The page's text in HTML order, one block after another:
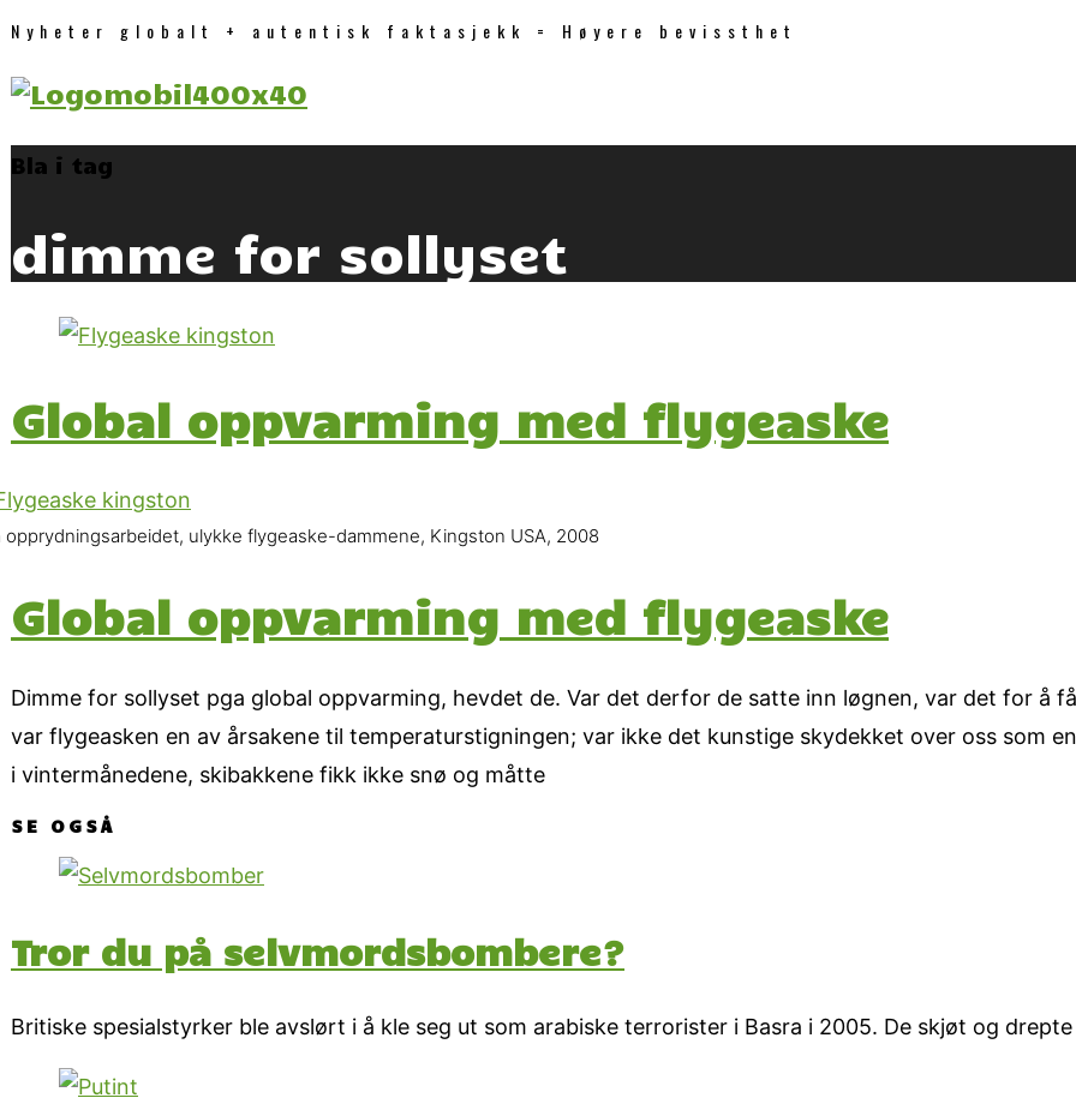
Nyheter globalt + autentisk faktasjekk = Høyere bevissthet
Bla i tag
dimme for sollyset
Global oppvarming med flygeaske
opprydningsarbeidet, ulykke flygeaske-dammene, Kingston USA, 2008
Global oppvarming med flygeaske
Dimme for sollyset pga global oppvarming, hevdet de. Var det derfor de satte inn løgnen, var det for å
var flygeasken en av årsakene til temperaturstigningen; var ikke det kunstige skydekket over oss som
i vintermånedene, skibakkene fikk ikke snø og måtte
SE OGSÅ
Tror du på selvmordsbombere?
Britiske spesialstyrker ble avslørt i å kle seg ut som arabiske terrorister i Basra i 2005. De skjøt og drepte